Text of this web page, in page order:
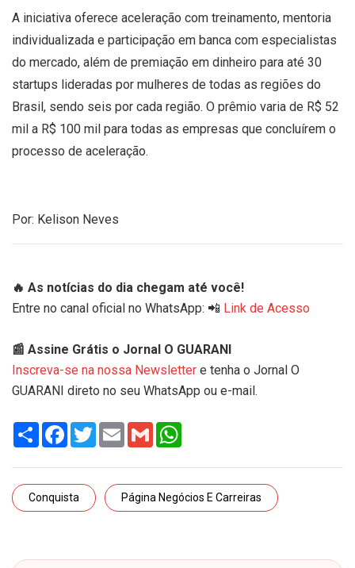
A iniciativa oferece aceleração com treinamento, mentoria
individualizada e participação em banca com especialistas
do mercado, além de premiação em dinheiro para até 30
startups lideradas por mulheres de todas as regiões do
Brasil, sendo seis por cada região. O prêmio varia de R$ 52
mil a R$ 100 mil para todas as empresas que concluírem o
processo de aceleração.
Por: Kelison Neves
🔥 As notícias do dia chegam até você!
Entre no canal oficial no WhatsApp: 📲 Link de Acesso
📰 Assine Grátis o Jornal O GUARANI
Inscreva-se na nossa Newsletter e tenha o Jornal O
GUARANI direto no seu WhatsApp ou e-mail.
Share Facebook
TwitterEmail Gmail
Conquista Página Negócios E Carreiras